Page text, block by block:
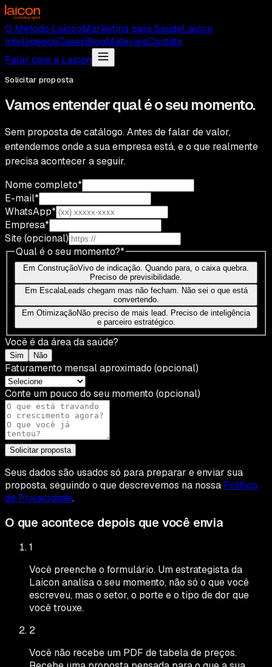
O Método LaiconMarketing para SaúdeLaicon
IntelligenceCasesBlogMateriaisContato
Falar com a Laicon
Solicitar proposta
Vamos entender qual é o seu momento.
Sem proposta de catálogo. Antes de falar de valor,
entendemos onde a sua empresa está, e o que realmente
precisa acontecer a seguir.
Nome completo*
E-mail*
WhatsApp*
Empresa*
Site(opcional)
Qual é o seu momento?*
Em ConstruçãoVivo de indicação. Quando para, o caixa quebra.
Preciso de previsibilidade.
Em EscalaLeads chegam mas não fecham. Não sei o que está
convertendo.
Em OtimizaçãoNão preciso de mais lead. Preciso de inteligência
e parceiro estratégico.
Você é da área da saúde?
Sim Não
Faturamento mensal aproximado (opcional)
Conte um pouco do seu momento (opcional)
Solicitar proposta
Seus dados são usados só para preparar e enviar sua
proposta, seguindo o que descrevemos na nossa Política
de Privacidade.
O que acontece depois que você envia
1
Você preenche o formulário. Um estrategista da
Laicon analisa o seu momento, não só o que você
escreveu, mas o setor, o porte e o tipo de dor que
você trouxe.
2
Você não recebe um PDF de tabela de preços.